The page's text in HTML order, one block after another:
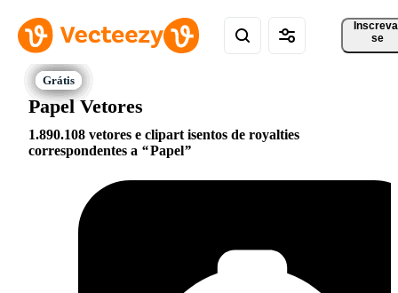
se
Papel Vetores
1.890.108 vetores e clipart isentos de royalties
correspondentes a
Papel